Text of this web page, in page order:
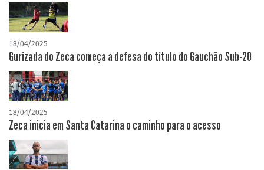
18/04/2025
Gurizada do Zeca começa a defesa do título do Gauchão Sub-20
18/04/2025
Zeca inicia em Santa Catarina o caminho para o acesso